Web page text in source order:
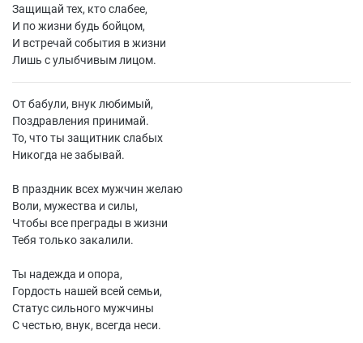
Защищай тех, кто слабее,
И по жизни будь бойцом,
И встречай события в жизни
Лишь с улыбчивым лицом.
От бабули, внук любимый,
Поздравления принимай.
То, что ты защитник слабых
Никогда не забывай.
В праздник всех мужчин желаю
Воли, мужества и силы,
Чтобы все преграды в жизни
Тебя только закалили.
Ты надежда и опора,
Гордость нашей всей семьи,
Статус сильного мужчины
С честью, внук, всегда неси.